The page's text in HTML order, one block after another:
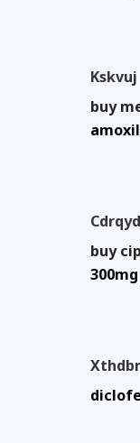
Kskvuj
buy
Cdrqyd
buy
300mg